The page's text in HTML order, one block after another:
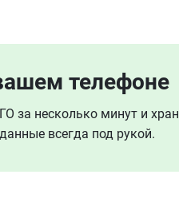
телефоне
за несколько минут и
всегда под рукой.